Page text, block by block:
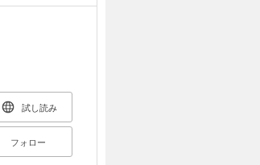
試し読み
フォロー